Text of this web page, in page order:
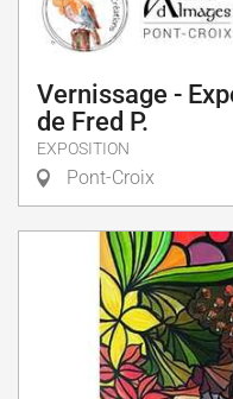
Vernissage -
de Fred P.
EXPOSITION
Pont-Croix